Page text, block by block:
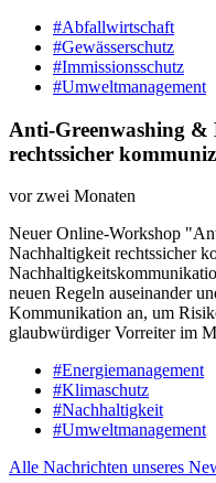
#Abfallwirtschaft
#Gewässerschutz
#Immissionsschutz
#Umweltmanagement
Anti-Greenwashing
rechtssicher
vor zwei Monaten
Neuer Online-Workshop
Nachhaltigkeit rechtssicher
neuen Regeln auseinander
Kommunikation an, um
glaubwürdiger Vorreiter im
#Energiemanagement
#Klimaschutz
#Nachhaltigkeit
#Umweltmanagement
Alle Nachrichten unseres